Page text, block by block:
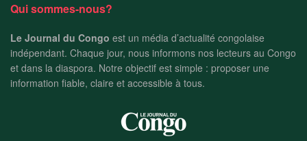
Qui sommes-nous?
Le Journal du Congo est un média d’actualité congolaise
indépendant. Chaque jour, nous informons nos lecteurs au Congo
et dans la diaspora. Notre objectif est simple : proposer une
information fiable, claire et accessible à tous.